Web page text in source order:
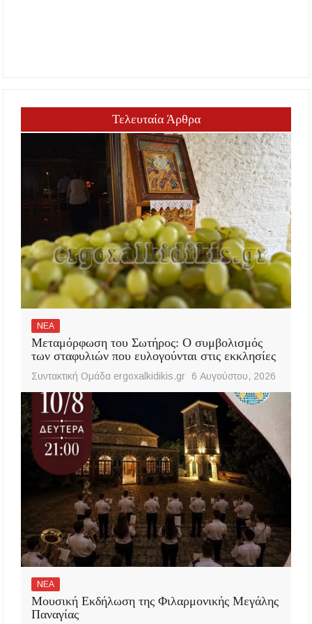
Τελευταία Άρθρα
ΝΕΑ
Μεταμόρφωση του Σωτήρος: Ο συμβολισμός
των σταφυλιών που ευλογούνται στις εκκλησίες
Συντακτική Ομάδα ergoxalkidikis.gr 6 Αυγούστου, 2026
ΝΕΑ
Μουσική Εκδήλωση της Φιλαρμονικής Μεγάλης
Παναγίας